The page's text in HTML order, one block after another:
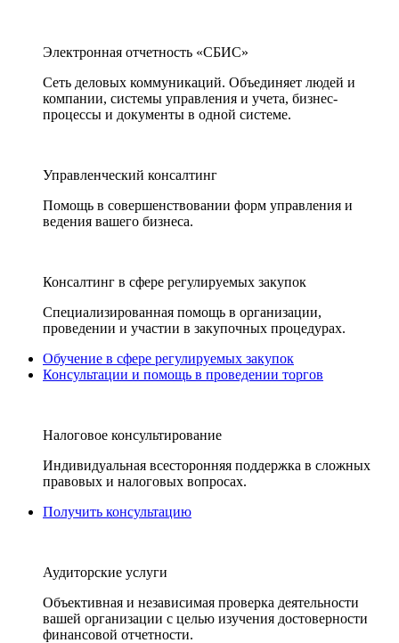
Электронная отчетность «СБИС»
Сеть деловых коммуникаций. Объединяет людей и
компании, системы управления и учета, бизнес-
процессы и документы в одной системе.
Управленческий консалтинг
Помощь в совершенствовании форм управления и
ведения вашего бизнеса.
Консалтинг в сфере регулируемых закупок
Специализированная помощь в организации,
проведении и участии в закупочных процедурах.
Обучение в сфере регулируемых закупок
Консультации и помощь в проведении торгов
Налоговое консультирование
Индивидуальная всесторонняя поддержка в сложных
правовых и налоговых вопросах.
Получить консультацию
Аудиторские услуги
Объективная и независимая проверка деятельности
вашей организации с целью изучения достоверности
финансовой отчетности.